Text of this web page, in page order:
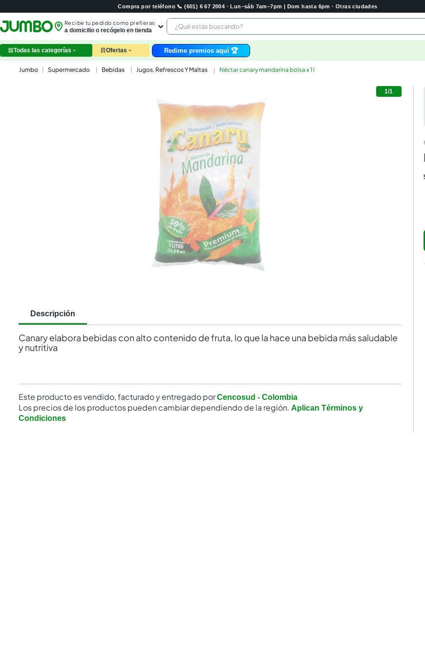
Compra por teléfono 📞 (601) 6 67 2004 · Lun–sáb 7am–7pm | Dom hasta 6pm · Otras ciudades
Recibe tu pedido como prefieras
a domicilio o recógelo en tienda
¿Qué estás buscando?
leche
huevos
nutribela
galletas
aceite
queso
pollo
carne
Todas las categorías Ofertas Redime premios aquí 🏆
Supermercado Bebidas Jugos, Refrescos Y Maltas Néctar canary mandarina bolsa x 1 l
1/1
Descripción
Canary elabora bebidas con alto contenido de fruta, lo que la hace una bebida más saludable
y nutritiva
Este producto es vendido, facturado y entregado porCencosud - Colombia
Los precios de los productos pueden cambiar dependiendo de la región. Aplican Términos y
Condiciones